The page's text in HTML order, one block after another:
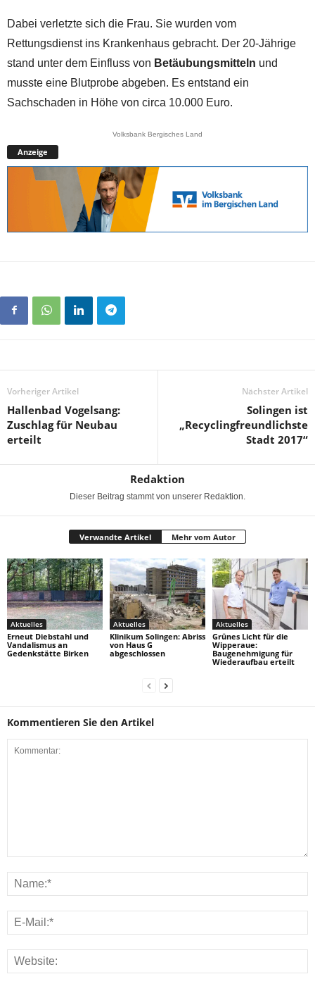
Dabei verletzte sich die Frau. Sie wurden vom
Rettungsdienst ins Krankenhaus gebracht. Der 20-Jährige
stand unter dem Einfluss von Betäubungsmitteln und
musste eine Blutprobe abgeben. Es entstand ein
Sachschaden in Höhe von circa 10.000 Euro.
Volksbank Bergisches Land
Anzeige
Vorheriger Artikel
Hallenbad Vogelsang:
Zuschlag für Neubau
erteilt
Nächster Artikel
Solingen ist
„Recyclingfreundlichste
Stadt 2017“
Redaktion
Dieser Beitrag stammt von unserer Redaktion.
Verwandte Artikel Mehr vom Autor
Aktuelles
Erneut Diebstahl und
Vandalismus an
Gedenkstätte Birken
Aktuelles
Klinikum Solingen: Abriss
von Haus G
abgeschlossen
Aktuelles
Grünes Licht für die
Wipperaue:
Baugenehmigung für
Wiederaufbau erteilt
Kommentieren Sie den Artikel